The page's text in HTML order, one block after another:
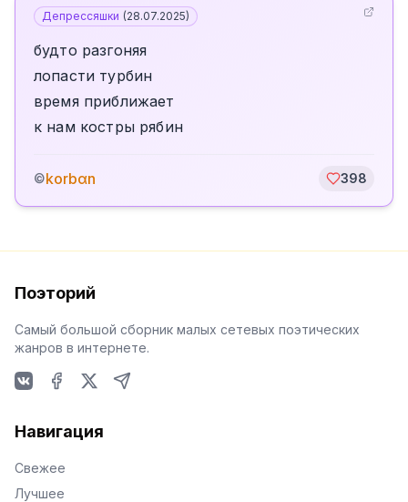
Депрессяшки (28.07.2025)
будто разгоняя
лопасти турбин
время приближает
к нам костры рябин
©korbαn 398
Поэторий
Самый большой сборник малых сетевых поэтических
жанров в интернете.
Навигация
Свежее
Лучшее